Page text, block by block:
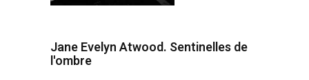
Jane Evelyn Atwood. Sentinelles de
l'ombre